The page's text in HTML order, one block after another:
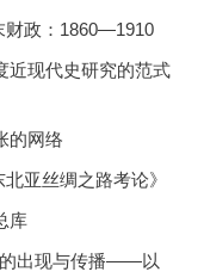
财政：1860—1910
近现代史研究的范式
的网络
亚丝绸之路考论》
库
的出现与传播——以